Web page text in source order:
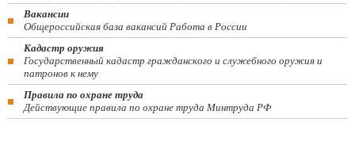
Вакансии
Общероссийская база вакансий Работа в России
Кадастр оружия
Государственный кадастр гражданского и служебного оружия и
патронов к нему
Правила по охране труда
Действующие правила по охране труда Минтруда РФ